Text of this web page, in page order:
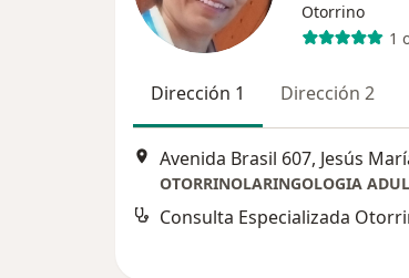
Otorrino
1
Dirección 1 Dirección 2
Avenida Brasil 607, Jesús
OTORRINOLARINGOLOGIA